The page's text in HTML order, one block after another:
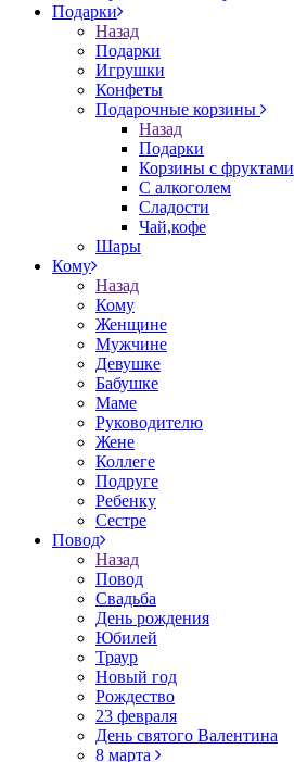
Подарки
Назад
Подарки
Игрушки
Конфеты
Подарочные корзины
Назад
Подарки
Корзины с фруктами
С алкоголем
Сладости
Чай,кофе
Шары
Кому
Назад
Кому
Женщине
Мужчине
Девушке
Бабушке
Маме
Руководителю
Жене
Коллеге
Подруге
Ребенку
Сестре
Повод
Назад
Повод
Свадьба
День рождения
Юбилей
Траур
Новый год
Рождество
23 февраля
День святого Валентина
8 марта